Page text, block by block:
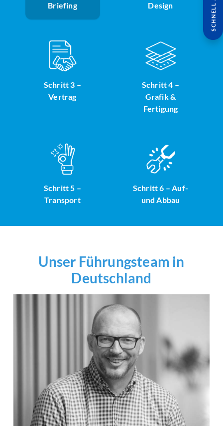
Briefing Design
Schritt 3 –
Vertrag
Schritt 4 –
Grafik &
Fertigung
Schritt 5 –
Transport
Schritt 6 – Auf-
und Abbau
Unser Führungsteam in
Deutschland